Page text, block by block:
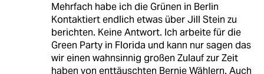
Mehrfach habe ich die Grünen in Berlin
Kontaktiert endlich etwas über Jill Stein zu
berichten. Keine Antwort. Ich arbeite für die
Green Party in Florida und kann nur sagen das
wir einen wahnsinnig großen Zulauf zur Zeit
haben von enttäuschten Bernie Wählern. Auch